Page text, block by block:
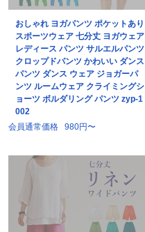
おしゃれ ヨガパンツ ポケットあり
スポーツウェア 七分丈 ヨガウェア
レディース パンツ サルエルパンツ
クロップドパンツ かわいい ダンス
パンツ ダンス ウェア ジョガーパ
ンツ ルームウェア クライミングシ
ョーツ ボルダリング パンツ zyp-1
002
会員通常価格
980円〜